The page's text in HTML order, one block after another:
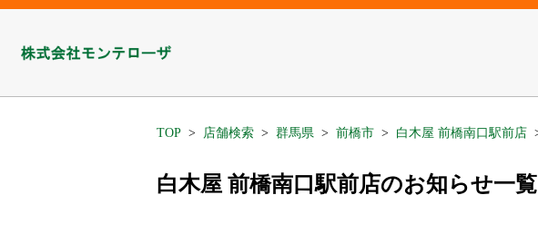
TOP 店舗検索 群馬県 前橋市 白木屋 前橋南口駅前店
白木屋 前橋南口駅前店のお知らせ一覧